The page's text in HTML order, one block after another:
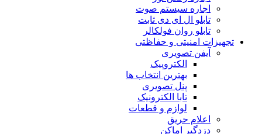
اجاره سیستم صوت
تابلو ال ای دی ثابت
تابلو روان فولکالر
تجهیزات امنیتى و حفاظتی
آیفن تصویری
الکتروپیک
بهترین انتخاب ها
پنل تصویری
تابا الکترونیک
لوازم و قطعات
اعلام حریق
دزدگیر اماکن